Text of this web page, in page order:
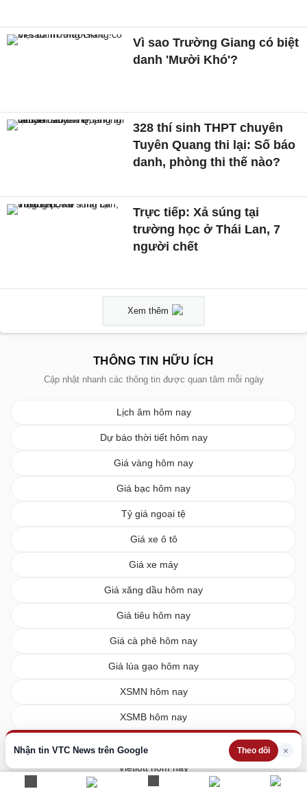
Nhận tin VTC News trên Google Theo dõi ×
Vì sao Trường Giang có biệt
danh 'Mười Khó'?
328 thí sinh THPT chuyên
Tuyên Quang thi lại: Số báo
danh, phòng thi thế nào?
Trực tiếp: Xả súng tại
trường học ở Thái Lan, 7
người chết
Xem thêm
THÔNG TIN HỮU ÍCH
Cập nhật nhanh các thông tin được quan tâm mỗi ngày
Lịch âm hôm nay
Dự báo thời tiết hôm nay
Giá vàng hôm nay
Giá bạc hôm nay
Tỷ giá ngoại tệ
Giá xe ô tô
Giá xe máy
Giá xăng dầu hôm nay
Giá tiêu hôm nay
Giá cà phê hôm nay
Giá lúa gạo hôm nay
XSMN hôm nay
XSMB hôm nay
Vietlott hôm nay